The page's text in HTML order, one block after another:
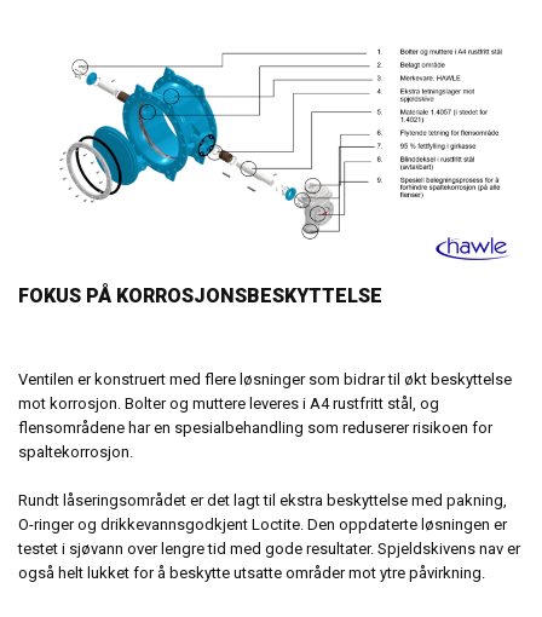
FOKUS PÅ KORROSJONSBESKYTTELSE
Ventilen er konstruert med flere løsninger som bidrar til økt beskyttelse
mot korrosjon. Bolter og muttere leveres i A4 rustfritt stål, og
flensområdene har en spesialbehandling som reduserer risikoen for
spaltekorrosjon.
Rundt låseringsområdet er det lagt til ekstra beskyttelse med pakning,
O-ringer og drikkevannsgodkjent Loctite. Den oppdaterte løsningen er
testet i sjøvann over lengre tid med gode resultater. Spjeldskivens nav er
også helt lukket for å beskytte utsatte områder mot ytre påvirkning.